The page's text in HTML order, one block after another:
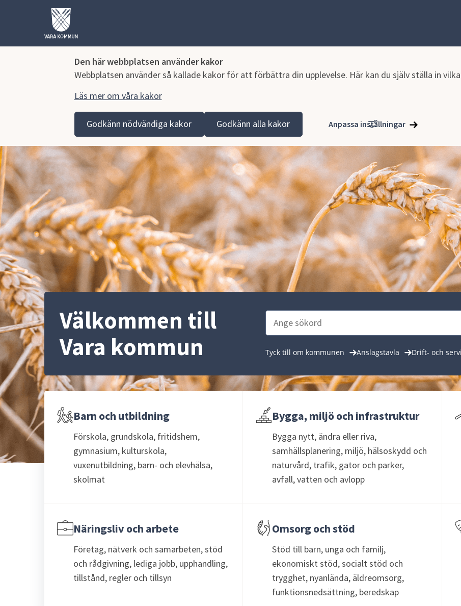
Den här webbplatsen använder kakor
Webbplatsen använder så kallade kakor för att förbättra din upplevelse. Här kan du själv ställa in
Läs mer om våra kakor
Godkänn nödvändiga kakor Godkänn alla kakor Anpassa inställningar
Välkommen till
Vara kommun
Tyck till om kommunen Anslagstavla Drift- och
Barn och utbildning
Förskola, grundskola, fritidshem,
gymnasium, kulturskola,
vuxenutbildning, barn- och elevhälsa,
skolmat
Bygga, miljö och infrastruktur
Bygga nytt, ändra eller riva,
samhällsplanering, miljö, hälsoskydd och
naturvård, trafik, gator och parker,
avfall, vatten och avlopp
Näringsliv och arbete
Företag, nätverk och samarbeten, stöd
och rådgivning, lediga jobb, upphandling,
tillstånd, regler och tillsyn
Omsorg och stöd
Stöd till barn, unga och familj,
ekonomiskt stöd, socialt stöd och
trygghet, nyanlända, äldreomsorg,
funktionsnedsättning, beredskap